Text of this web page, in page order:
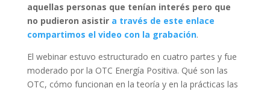
aquellas personas que tenían interés pero que
no pudieron asistir a través de este enlace
compartimos el video con la grabación.
El webinar estuvo estructurado en cuatro partes y fue
moderado por la OTC Energía Positiva. Qué son las
OTC, cómo funcionan en la teoría y en la prácticas las